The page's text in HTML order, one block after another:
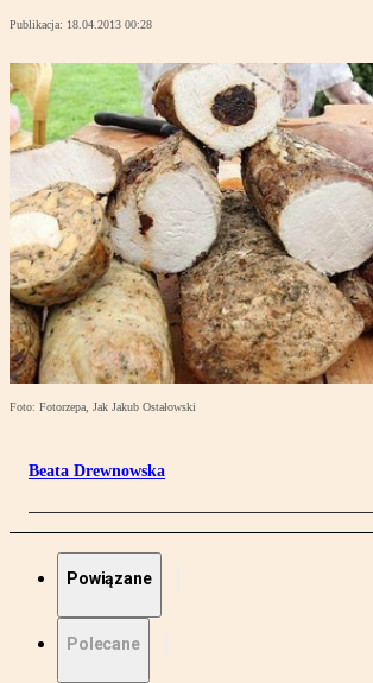
Publikacja: 18.04.2013 00:28
Foto: Fotorzepa, Jak Jakub Ostałowski
Beata Drewnowska
Powiązane
Polecane